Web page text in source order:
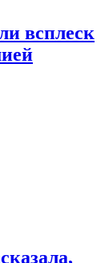
всплеск